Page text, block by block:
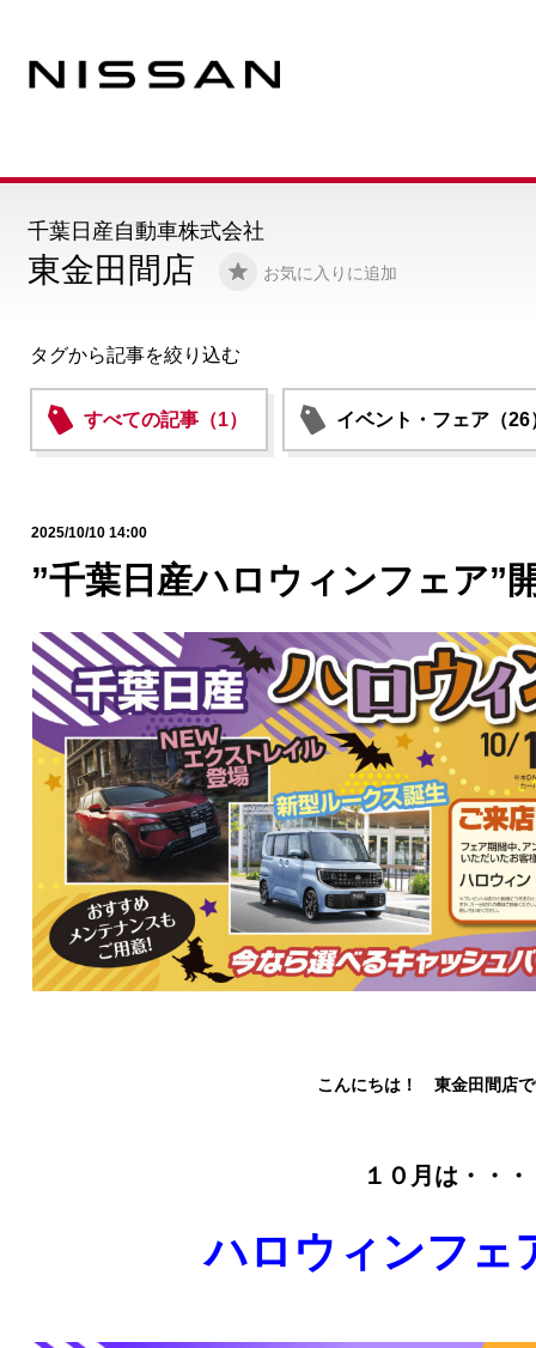
東金田間店 お気に入りに追加
千葉日産自動車株式会社
タグから記事を絞り込む
すべての記事（1） イベント・フェア（26
2025/10/10 14:00
”千葉日産ハロウィンフェア”
こんにちは！ 東金田間店
１０月は・・・
ハロウィンフェ